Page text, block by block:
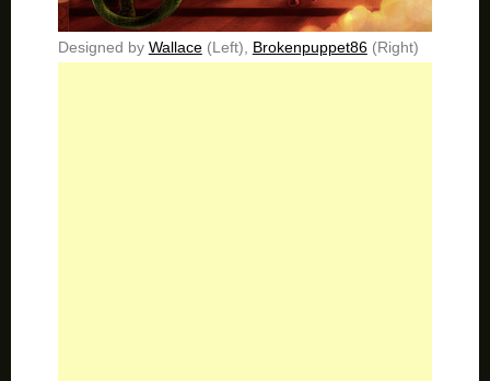
Designed by Wallace(Left), Brokenpuppet86(Right)